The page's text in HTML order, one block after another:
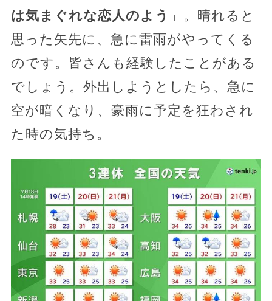
は気まぐれな恋人のよう 」。晴れると
思った矢先に、急に雷雨がやってくる
のです。皆さんも経験したことがある
でしょう。外出しようとしたら、急に
空が暗くなり、豪雨に予定を狂わされ
た時の気持ち。